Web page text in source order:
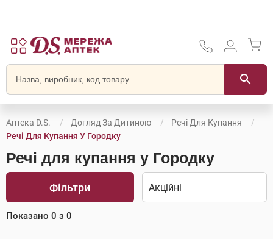
Аптека D.S. Догляд За Дитиною
Речі Для Купання
Речі Для Купання У Городку
Речі для купання у Городку
Фільтри
Показано 0 з 0